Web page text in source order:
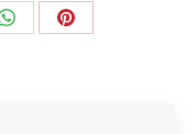
Share
Share